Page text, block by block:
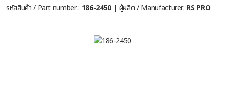
รหัสสินค้า / Part number : 186-2450| ผู้ผลิต / Manufacturer: RS PRO